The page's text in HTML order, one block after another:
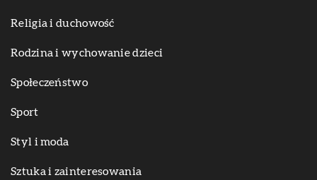
Religia i duchowość
Rodzina i wychowanie dzieci
Społeczeństwo
Sport
Styl i moda
Sztuka i zainteresowania